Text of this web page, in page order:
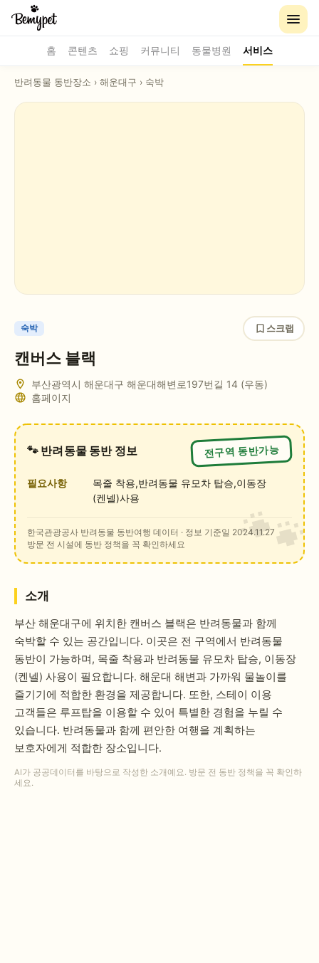
홈 콘텐츠 쇼핑 커뮤니티 동물병원 서비스
반려동물 동반장소 › 해운대구 › 숙박
숙박 스크랩
캔버스 블랙
부산광역시 해운대구 해운대해변로197번길 14 (우동)
홈페이지
🐾 반려동물 동반 정보 전구역 동반가능
필요사항
목줄 착용,반려동물 유모차 탑승,이동장
(켄넬)사용
한국관광공사 반려동물 동반여행 데이터 · 정보 기준일 2024.11.27
방문 전 시설에 동반 정책을 꼭 확인하세요
소개
부산 해운대구에 위치한 캔버스 블랙은 반려동물과 함께
숙박할 수 있는 공간입니다. 이곳은 전 구역에서 반려동물
동반이 가능하며, 목줄 착용과 반려동물 유모차 탑승, 이동장
(켄넬) 사용이 필요합니다. 해운대 해변과 가까워 물놀이를
즐기기에 적합한 환경을 제공합니다. 또한, 스테이 이용
고객들은 루프탑을 이용할 수 있어 특별한 경험을 누릴 수
있습니다. 반려동물과 함께 편안한 여행을 계획하는
보호자에게 적합한 장소입니다.
AI가 공공데이터를 바탕으로 작성한 소개예요. 방문 전 동반 정책을 꼭 확인하
세요.